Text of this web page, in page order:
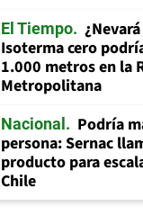
El Tiempo
Isoterma cero
1.000 metros en la
Metropolitana
Nacional
Podría
persona: Sernac
producto para
Chile